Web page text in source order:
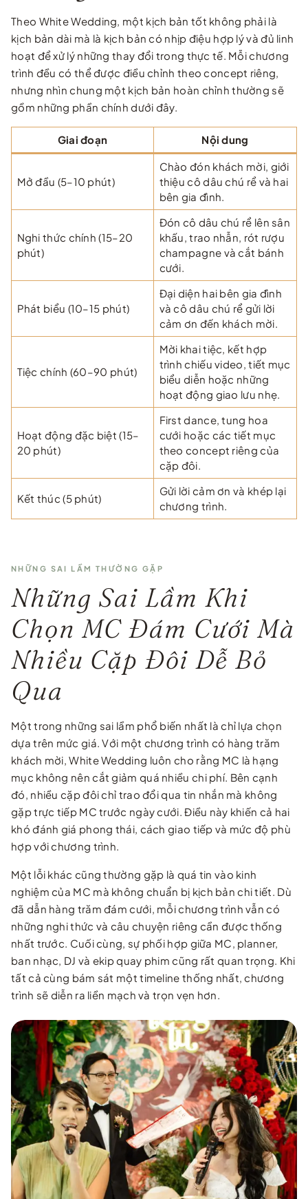
Theo White Wedding, một kịch bản tốt không phải là
kịch bản dài mà là kịch bản có nhịp điệu hợp lý và đủ linh
hoạt để xử lý những thay đổi trong thực tế. Mỗi chương
trình đều có thể được điều chỉnh theo concept riêng,
nhưng nhìn chung một kịch bản hoàn chỉnh thường sẽ
gồm những phần chính dưới đây.
Giai đoạn Nội dung
Mở đầu (5–10 phút)
Chào đón khách mời, giới
thiệu cô dâu chú rể và hai
bên gia đình.
Nghi thức chính (15–20
phút)
Đón cô dâu chú rể lên sân
khấu, trao nhẫn, rót rượu
champagne và cắt bánh
cưới.
Phát biểu (10–15 phút)
Đại diện hai bên gia đình
và cô dâu chú rể gửi lời
cảm ơn đến khách mời.
Tiệc chính (60–90 phút)
Mời khai tiệc, kết hợp
trình chiếu video, tiết mục
biểu diễn hoặc những
hoạt động giao lưu nhẹ.
Hoạt động đặc biệt (15–
20 phút)
First dance, tung hoa
cưới hoặc các tiết mục
theo concept riêng của
cặp đôi.
Kết thúc (5 phút)
Gửi lời cảm ơn và khép lại
chương trình.
NHỮNG SAI LẦM THƯỜNG GẶP
Những Sai Lầm Khi
Chọn MC Đám Cưới Mà
Nhiều Cặp Đôi Dễ Bỏ
Qua
Một trong những sai lầm phổ biến nhất là chỉ lựa chọn
dựa trên mức giá. Với một chương trình có hàng trăm
khách mời, White Wedding luôn cho rằng MC là hạng
mục không nên cắt giảm quá nhiều chi phí. Bên cạnh
đó, nhiều cặp đôi chỉ trao đổi qua tin nhắn mà không
gặp trực tiếp MC trước ngày cưới. Điều này khiến cả hai
khó đánh giá phong thái, cách giao tiếp và mức độ phù
hợp với chương trình.
Một lỗi khác cũng thường gặp là quá tin vào kinh
nghiệm của MC mà không chuẩn bị kịch bản chi tiết. Dù
đã dẫn hàng trăm đám cưới, mỗi chương trình vẫn có
những nghi thức và câu chuyện riêng cần được thống
nhất trước. Cuối cùng, sự phối hợp giữa MC, planner,
ban nhạc, DJ và ekip quay phim cũng rất quan trọng. Khi
tất cả cùng bám sát một timeline thống nhất, chương
trình sẽ diễn ra liền mạch và trọn vẹn hơn.